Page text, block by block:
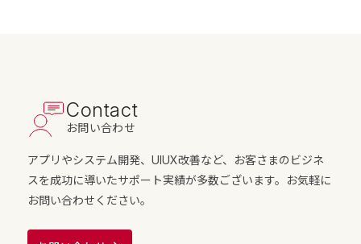
Contact
お問い合わせ
アプリやシステム開発、UIUX改善など、お客さまのビジネ
スを成功に導いたサポート実績が多数ございます。お気軽に
お問い合わせください。